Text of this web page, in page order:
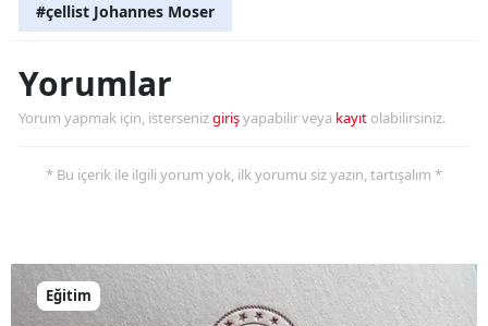
Samsun
Tekirdağ
#çellist Johannes Moser
Yorumlar
Yorum yapmak için, istersenizgirişyapabilir veya kayıt olabilirsiniz.
* Bu içerik ile ilgili yorum yok, ilk yorumu siz yazın, tartışalım *
Eğitim